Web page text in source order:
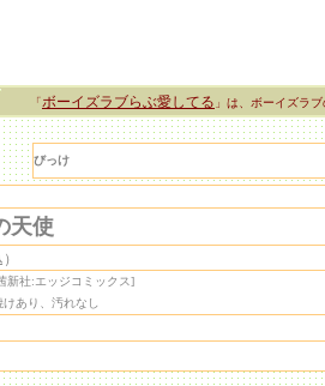
「ボーイズラブらぶ愛してる 」は、ボーイズラ
びっけ
天使
社:エッジコミックス]
あり、汚れなし